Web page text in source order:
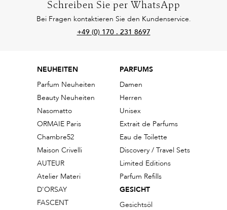
Schreiben Sie per WhatsApp
Bei Fragen kontaktieren Sie den Kundenservice.
+49 (0) 170 . 231 8697
NEUHEITEN
Parfum Neuheiten
Beauty Neuheiten
Nasomatto
ORMAIE Paris
Chambre52
Maison Crivelli
AUTEUR
Atelier Materi
D'ORSAY
FASCENT
PARFUMS
Damen
Herren
Unisex
Extrait de Parfums
Eau de Toilette
Discovery / Travel Sets
Limited Editions
Parfum Refills
GESICHT
Gesichtsöl